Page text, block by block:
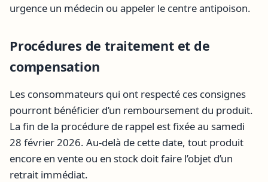
urgence un médecin ou appeler le centre antipoison.
Procédures de traitement et de
compensation
Les consommateurs qui ont respecté ces consignes
pourront bénéficier d’un remboursement du produit.
La fin de la procédure de rappel est fixée au samedi
28 février 2026. Au-delà de cette date, tout produit
encore en vente ou en stock doit faire l’objet d’un
retrait immédiat.